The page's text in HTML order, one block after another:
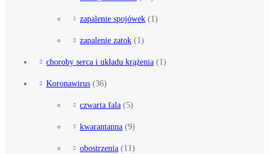
zapalenie spojówek (1)
zapalenie zatok (1)
choroby serca i układu krążenia (1)
Koronawirus (36)
czwarta fala (5)
kwarantanna (9)
obostrzenia (11)